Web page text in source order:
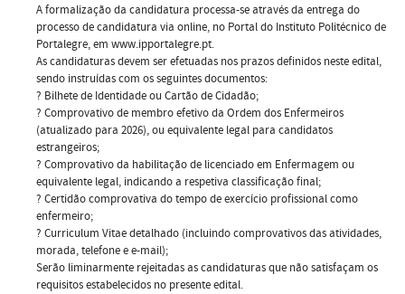
A formalização da candidatura processa-se através da entrega do
processo de candidatura via online, no Portal do Instituto Politécnico de
Portalegre, em www.ipportalegre.pt.
As candidaturas devem ser efetuadas nos prazos definidos neste edital,
sendo instruídas com os seguintes documentos:
? Bilhete de Identidade ou Cartão de Cidadão;
? Comprovativo de membro efetivo da Ordem dos Enfermeiros
(atualizado para 2026), ou equivalente legal para candidatos
estrangeiros;
? Comprovativo da habilitação de licenciado em Enfermagem ou
equivalente legal, indicando a respetiva classificação final;
? Certidão comprovativa do tempo de exercício profissional como
enfermeiro;
? Curriculum Vitae detalhado (incluindo comprovativos das atividades,
morada, telefone e e-mail);
Serão liminarmente rejeitadas as candidaturas que não satisfaçam os
requisitos estabelecidos no presente edital.